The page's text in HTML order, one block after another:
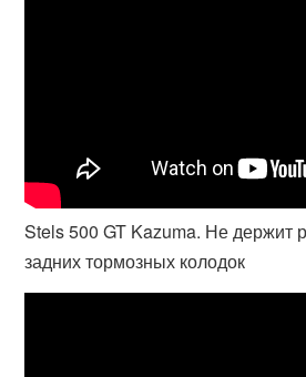
Stels 500 GT Kazuma. Не держит
задних тормозных колодок